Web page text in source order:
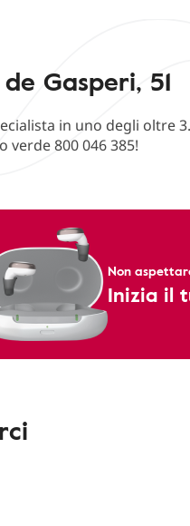
Gasperi, 51
in uno degli oltre
800 046 385!
Non
Inizia il